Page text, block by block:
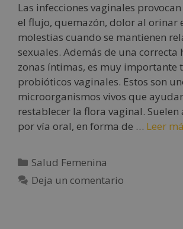
Las infecciones vaginales
el flujo, quemazón, dolor al orinar
molestias cuando se mantienen
sexuales. Además de una correcta
zonas íntimas, es muy importante
probióticos vaginales. Estos son
microorganismos vivos que
restablecer la flora vaginal.
por vía oral, en forma de … Leer
Salud Femenina
Deja un comentario